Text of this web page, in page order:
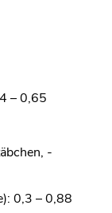
– 0,65
-
0,3 – 0,88